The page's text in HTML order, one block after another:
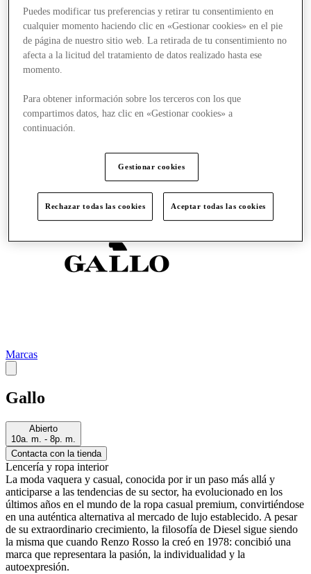
Tiendas
Ofertas
Planifica tu visita
¿Qué pasa?
Servicios
Guía de destinos
Marcas
Gallo
Abierto
10a. m. - 8p. m.
Contacta con la tienda
Lencería y ropa interior
La moda vaquera y casual, conocida por ir un paso más allá y
anticiparse a las tendencias de su sector, ha evolucionado en los
últimos años en el mundo de la ropa casual premium, convirtiéndose
en una auténtica alternativa al mercado de lujo establecido. A pesar
de su extraordinario crecimiento, la filosofía de Diesel sigue siendo
la misma que cuando Renzo Rosso la creó en 1978: concibió una
marca que representara la pasión, la individualidad y la
autoexpresión.
Puedes modificar tus preferencias y retirar tu consentimiento en
cualquier momento haciendo clic en «Gestionar cookies» en el pie
de página de nuestro sitio web. La retirada de tu consentimiento no
afecta a la licitud del tratamiento de datos realizado hasta ese
momento.
Para obtener información sobre los terceros con los que
compartimos datos, haz clic en «Gestionar cookies» a
continuación.
Gestionar cookies
Rechazar todas las cookies Aceptar todas las cookies